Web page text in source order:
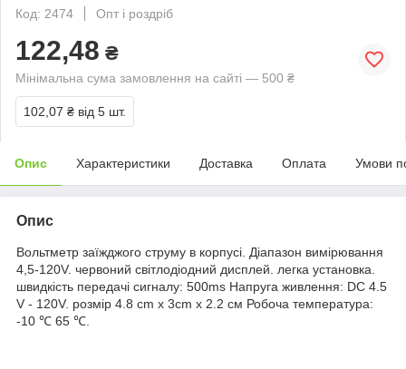
Код: 2474
Опт і роздріб
122,48 ₴
Мінімальна сума замовлення на сайті — 500 ₴
102,07 ₴ від 5 шт.
Опис Характеристики Доставка Оплата Умови
Опис
Вольтметр заїжджого струму в корпусі. Діапазон вимірювання
4,5-120V. червоний світлодіодний дисплей. легка установка.
швидкість передачі сигналу: 500ms Напруга живлення: DC 4.5
V - 120V. розмір 4.8 cm x 3cm x 2.2 см Робоча температура:
-10 ℃ 65 ℃.